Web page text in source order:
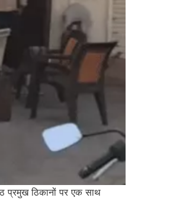
प्रमुख ठिकानों पर एक साथ